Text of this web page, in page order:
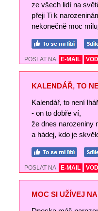
ze všech lidí na
přeji Ti k
nekonečně moc
POSLAT NA E-MAIL
KALENDÁŘ, TO
Kalendář, to není lhář
- on to dobře ví,
že dnes narozeniny
a hádej, kdo je
POSLAT NA E-MAIL
MOC SI UŽÍVEJ